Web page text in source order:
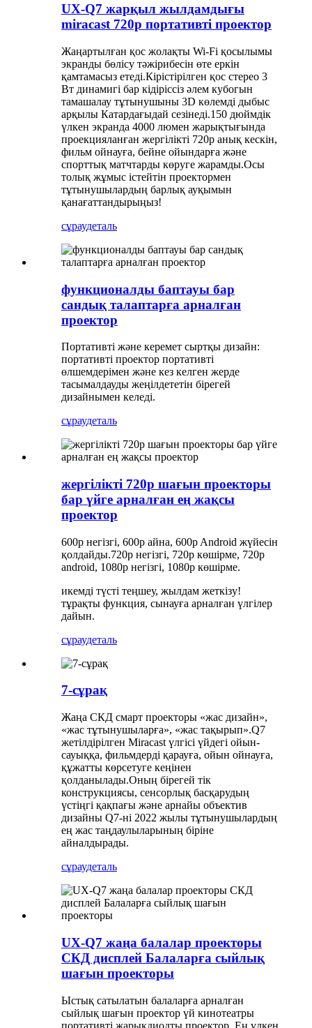
UX-Q7 жарқыл жылдамдығы
miracast 720p портативті проектор
Жаңартылған қос жолақты Wi-Fi қосылымы
экранды бөлісу тәжірибесін өте еркін
қамтамасыз етеді.Кірістірілген қос стерео 3
Вт динамигі бар кідіріссіз әлем кубогын
тамашалау тұтынушыны 3D көлемді дыбыс
арқылы Катардағыдай сезінеді.150 дюймдік
үлкен экранда 4000 люмен жарықтығында
проекцияланған жергілікті 720p анық кескін,
фильм ойнауға, бейне ойындарға және
спорттық матчтарды көруге жарамды.Осы
толық жұмыс істейтін проектормен
тұтынушылардың барлық ауқымын
қанағаттандырыңыз!
сұраудеталь
функционалды баптауы бар
сандық талаптарға арналған
проектор
Портативті және керемет сыртқы дизайн:
портативті проектор портативті
өлшемдерімен және кез келген жерде
тасымалдауды жеңілдететін бірегей
дизайнымен келеді.
сұраудеталь
жергілікті 720p шағын проекторы
бар үйге арналған ең жақсы
проектор
600p негізгі, 600p айна, 600p Android жүйесін
қолдайды.720p негізгі, 720p көшірме, 720p
android, 1080p негізгі, 1080p көшірме.
икемді түсті теңшеу, жылдам жеткізу!
тұрақты функция, сынауға арналған үлгілер
дайын.
сұраудеталь
7-сұрақ
Жаңа СКД смарт проекторы «жас дизайн»,
«жас тұтынушыларға», «жас тақырып».Q7
жетілдірілген Miracast үлгісі үйдегі ойын-
сауыққа, фильмдерді қарауға, ойын ойнауға,
құжатты көрсетуге кеңінен
қолданылады.Оның бірегей тік
конструкциясы, сенсорлық басқарудың
үстіңгі қақпағы және арнайы объектив
дизайны Q7-ні 2022 жылы тұтынушылардың
ең жас таңдаулыларының біріне
айналдырады.
сұраудеталь
UX-Q7 жаңа балалар проекторы
СКД дисплей Балаларға сыйлық
шағын проекторы
Ыстық сатылатын балаларға арналған
сыйлық шағын проектор үй кинотеатры
портативті жарықдиодты проектор. Ең үлкен